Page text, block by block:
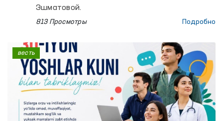
Эшматовой.
813 Просмотры Подробно
весть